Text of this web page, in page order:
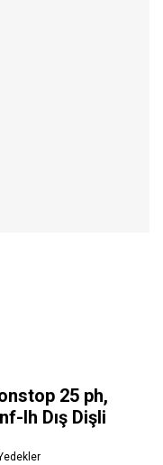
25 ph,
lh Dış Dişli